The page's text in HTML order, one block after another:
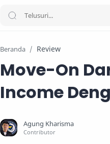
Beranda Review
Move-On
Income